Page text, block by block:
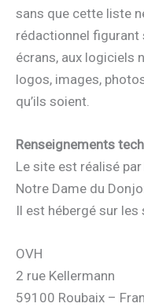
sans que cette liste
rédactionnel figurant
écrans, aux logiciels
logos, images,
qu’ils soient.
Renseignements
Le site est réalisé par
Notre Dame du
Il est hébergé sur
OVH
2 rue Kellermann
59100 Roubaix –